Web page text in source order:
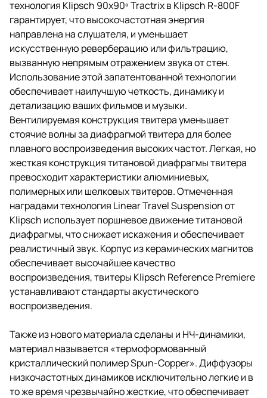
технология Klipsch 90x90º Tractrix в Klipsch R-800F
гарантирует, что высокочастотная энергия
направлена на слушателя, и уменьшает
искусственную реверберацию или фильтрацию,
вызванную непрямым отражением звука от стен.
Использование этой запатентованной технологии
обеспечивает наилучшую четкость, динамику и
детализацию ваших фильмов и музыки.
Вентилируемая конструкция твитера уменьшает
стоячие волны за диафрагмой твитера для более
плавного воспроизведения высоких частот. Легкая, но
жесткая конструкция титановой диафрагмы твитера
превосходит характеристики алюминиевых,
полимерных или шелковых твитеров. Отмеченная
наградами технология Linear Travel Suspension от
Klipsch использует поршневое движение титановой
диафрагмы, что снижает искажения и обеспечивает
реалистичный звук. Корпус из керамических магнитов
обеспечивает высочайшее качество
воспроизведения, твитеры Klipsch Reference Premiere
устанавливают стандарты акустического
воспроизведения.
Также из нового материала сделаны и НЧ-динамики,
материал называется «термоформованный
кристаллический полимер Spun-Copper». Диффузоры
низкочастотных динамиков исключительно легкие и в
то же время чрезвычайно жесткие, что обеспечивает